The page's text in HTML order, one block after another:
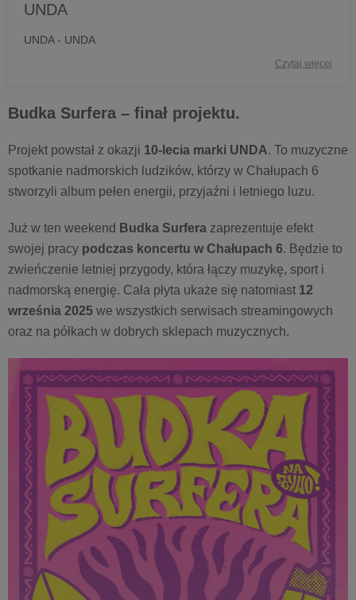
UNDA
UNDA - UNDA
Czytaj więcej
Budka Surfera – finał projektu.
Projekt powstał z okazji 10-lecia marki UNDA. To muzyczne
spotkanie nadmorskich ludzików, którzy w Chałupach 6
stworzyli album pełen energii, przyjaźni i letniego luzu.
Już w ten weekend Budka Surfera zaprezentuje efekt
swojej pracy podczas koncertu w Chałupach 6. Będzie to
zwieńczenie letniej przygody, która łączy muzykę, sport i
nadmorską energię. Cała płyta ukaże się natomiast 12
września 2025 we wszystkich serwisach streamingowych
oraz na półkach w dobrych sklepach muzycznych.